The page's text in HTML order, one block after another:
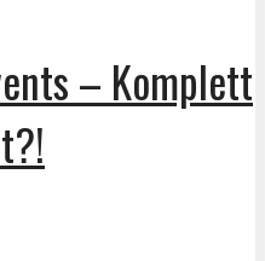
– Komplett